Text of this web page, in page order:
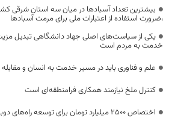
بیشترین تعداد آسبادها در میان سه استان شرقی
،ضرورت استفاده از اعتبارات ملی برای مرمت آسبادها
یکی از سیاست‌های اصلی جهاد دانشگاهی تبدیل
خدمت به مردم است
علم و فناوری باید در مسیر خدمت به انسان و مقابله
کنترل ملخ نیازمند همکاری فرامنطقه‌ای است
اختصاص 2500 میلیارد تومان برای توسعه راه‌های دوبانده خراسان جنوبی